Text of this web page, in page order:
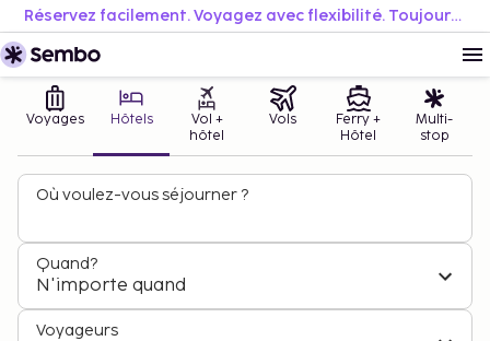
Réservez facilement. Voyagez avec flexibilité. Toujours au meilleur prix.
Voyages Hôtels
Vol +
hôtel
Vols
Ferry +
Hôtel
Multi-
stop
Où voulez-vous séjourner ?
Quand?
N'importe quand
Voyageurs